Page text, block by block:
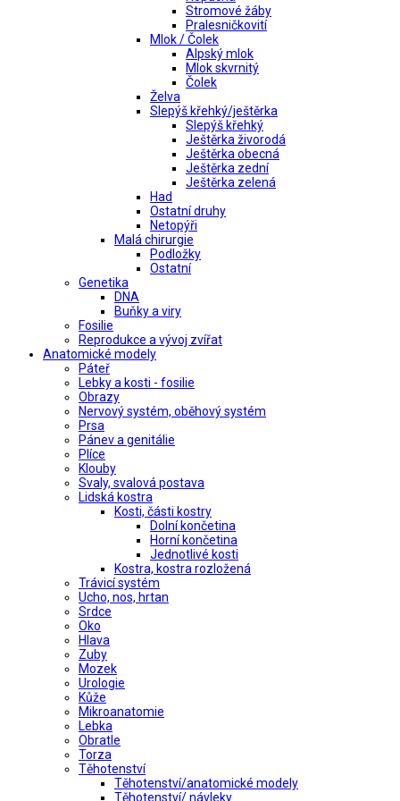
Stromové žáby
Pralesničkovití
Mlok / Čolek
Alpský mlok
Mlok skvrnitý
Čolek
Želva
Slepýš křehký/ještěrka
Slepýš křehký
Ještěrka živorodá
Ještěrka obecná
Ještěrka zední
Ještěrka zelená
Had
Ostatní druhy
Netopýři
Malá chirurgie
Podložky
Ostatní
Genetika
DNA
Buňky a viry
Fosilie
Reprodukce a vývoj zvířat
Anatomické modely
Páteř
Lebky a kosti - fosilie
Obrazy
Nervový systém, oběhový systém
Prsa
Pánev a genitálie
Plíce
Klouby
Svaly, svalová postava
Lidská kostra
Kosti, části kostry
Dolní končetina
Horní končetina
Jednotlivé kosti
Kostra, kostra rozložená
Trávicí systém
Ucho, nos, hrtan
Srdce
Oko
Hlava
Zuby
Mozek
Urologie
Kůže
Mikroanatomie
Lebka
Obratle
Torza
Těhotenství
Těhotenství/anatomické modely
Těhotenství/ návleky